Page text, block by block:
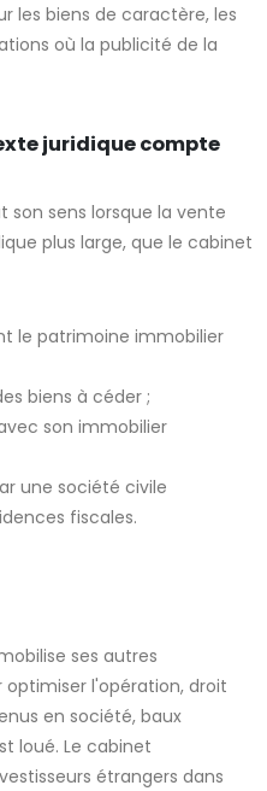
les biens de caractère, les
où la publicité de la
juridique compte
sens lorsque la vente
plus large, que le cabinet
le patrimoine immobilier
biens à céder ;
son immobilier
une société civile
fiscales.
ses autres
l'opération, droit
en société, baux
loué. Le cabinet
étrangers dans